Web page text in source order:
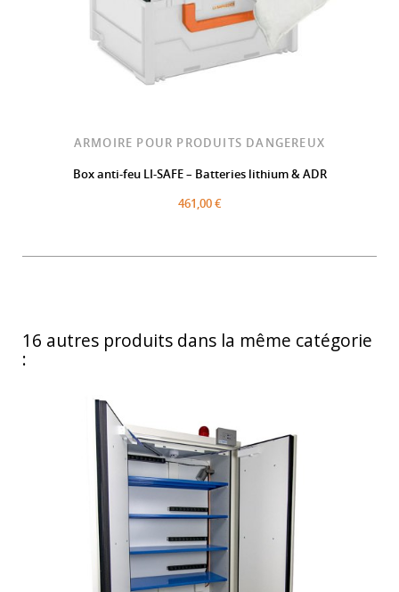
ARMOIRE POUR PRODUITS DANGEREUX
Box anti-feu LI-SAFE – Batteries lithium & ADR
461,00 €
16 autres produits dans la même catégorie
: